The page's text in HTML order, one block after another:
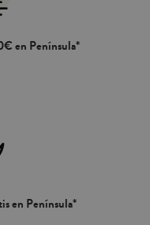
en Península*
en Península*